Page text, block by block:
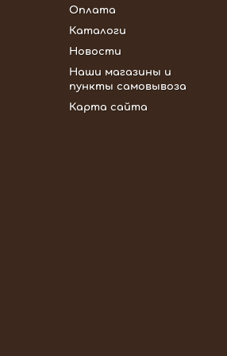
Оплата
Каталоги
Новости
Наши магазины и
пункты самовывоза
Карта сайта